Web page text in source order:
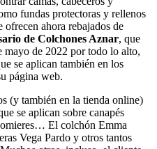
fundas protectoras y rellenos
ofrecen ahora rebajados de
de Colchones Aznar, que
mayo de 2022 por todo lo alto,
se aplican también en los
página web.
(y también en la tienda online)
se aplican sobre canapés
El colchón Emma
Vega Pardo y otros tantos